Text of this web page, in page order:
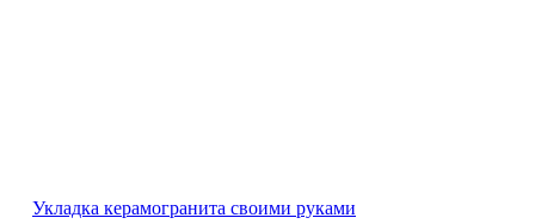
Укладка керамогранита своими руками